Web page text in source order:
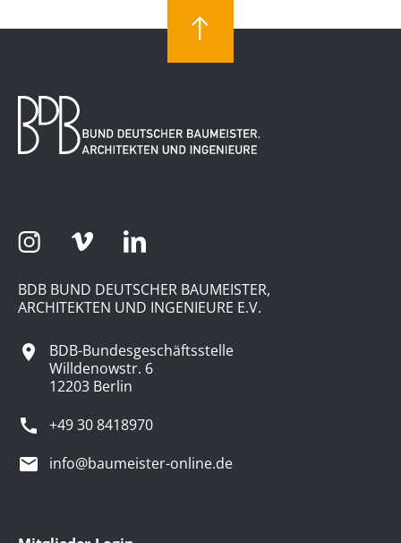
BDB BUND DEUTSCHER BAUMEISTER,
ARCHITEKTEN UND INGENIEURE E.V.
BDB-Bundesgeschäftsstelle
Willdenowstr. 6
12203 Berlin
+49 30 8418970
info@baumeister-online.de